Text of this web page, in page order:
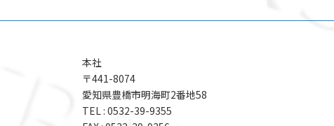
本社
〒441-8074
愛知県豊橋市明海町2番地58
TEL : 0532-39-9355